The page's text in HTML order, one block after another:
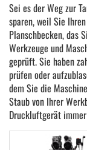
Sei es der Weg zur
sparen, weil Sie
Planschbecken, das
Werkzeuge und
geprüft. Sie haben
prüfen oder
dem Sie die
Staub von Ihrer
Druckluftgerät